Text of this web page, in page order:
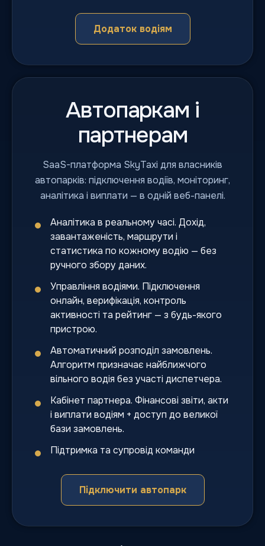
Додаток водіям
Автопаркам і
партнерам
SaaS-платформа SkyTaxi для власників
автопарків: підключення водіїв, моніторинг,
аналітика і виплати — в одній веб-панелі.
Аналітика в реальному часі. Дохід,
завантаженість, маршрути і
статистика по кожному водію — без
ручного збору даних.
Управління водіями. Підключення
онлайн, верифікація, контроль
активності та рейтинг — з будь-якого
пристрою.
Автоматичний розподіл замовлень.
Алгоритм призначає найближчого
вільного водія без участі диспетчера.
Кабінет партнера. Фінансові звіти, акти
і виплати водіям + доступ до великої
бази замовлень.
Підтримка та супровід команди
Підключити автопарк